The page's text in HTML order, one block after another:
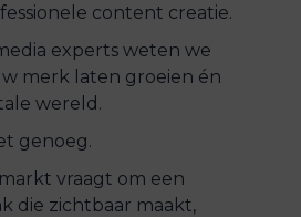
content creatie.
experts weten we
merk laten groeien én
wereld.
genoeg.
vraagt om een
die zichtbaar maakt,